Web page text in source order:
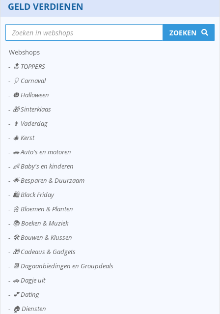
GELD VERDIENEN
ZOEKEN
Webshops
🔝 TOPPERS
🎈 Carnaval
🎃 Halloween
🎁 Sinterklaas
👨 Vaderdag
🎄 Kerst
🚗 Auto's en motoren
👶 Baby's en kinderen
🌟 Besparen & Duurzaam
🛍️ Black Friday
🌼 Bloemen & Planten
📚 Boeken & Muziek
🛠️ Bouwen & Klussen
🎁 Cadeaus & Gadgets
📆 Dagaanbiedingen en Groupdeals
🚗 Dagje uit
💕 Dating
🏠 Diensten